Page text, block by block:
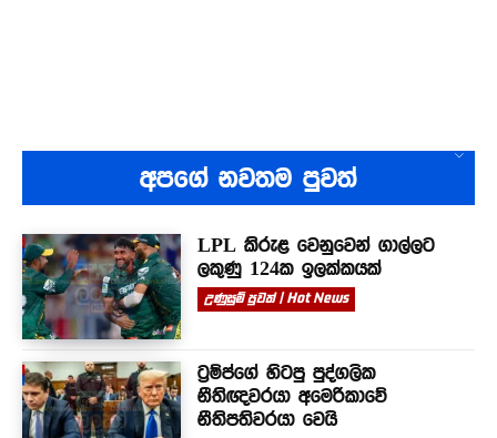
අපගේ නවතම පුවත්
LPL කිරුළ වෙනුවෙන් ගාල්ලට
ලකුණු 124ක ඉලක්කයක්
උණුසුම් පුවත් | Hot News
ට්‍රම්ප්ගේ හිටපු පුද්ගලික
නීතිඥවරයා අමෙරිකාවේ
නීතිපතිවරයා වෙයි